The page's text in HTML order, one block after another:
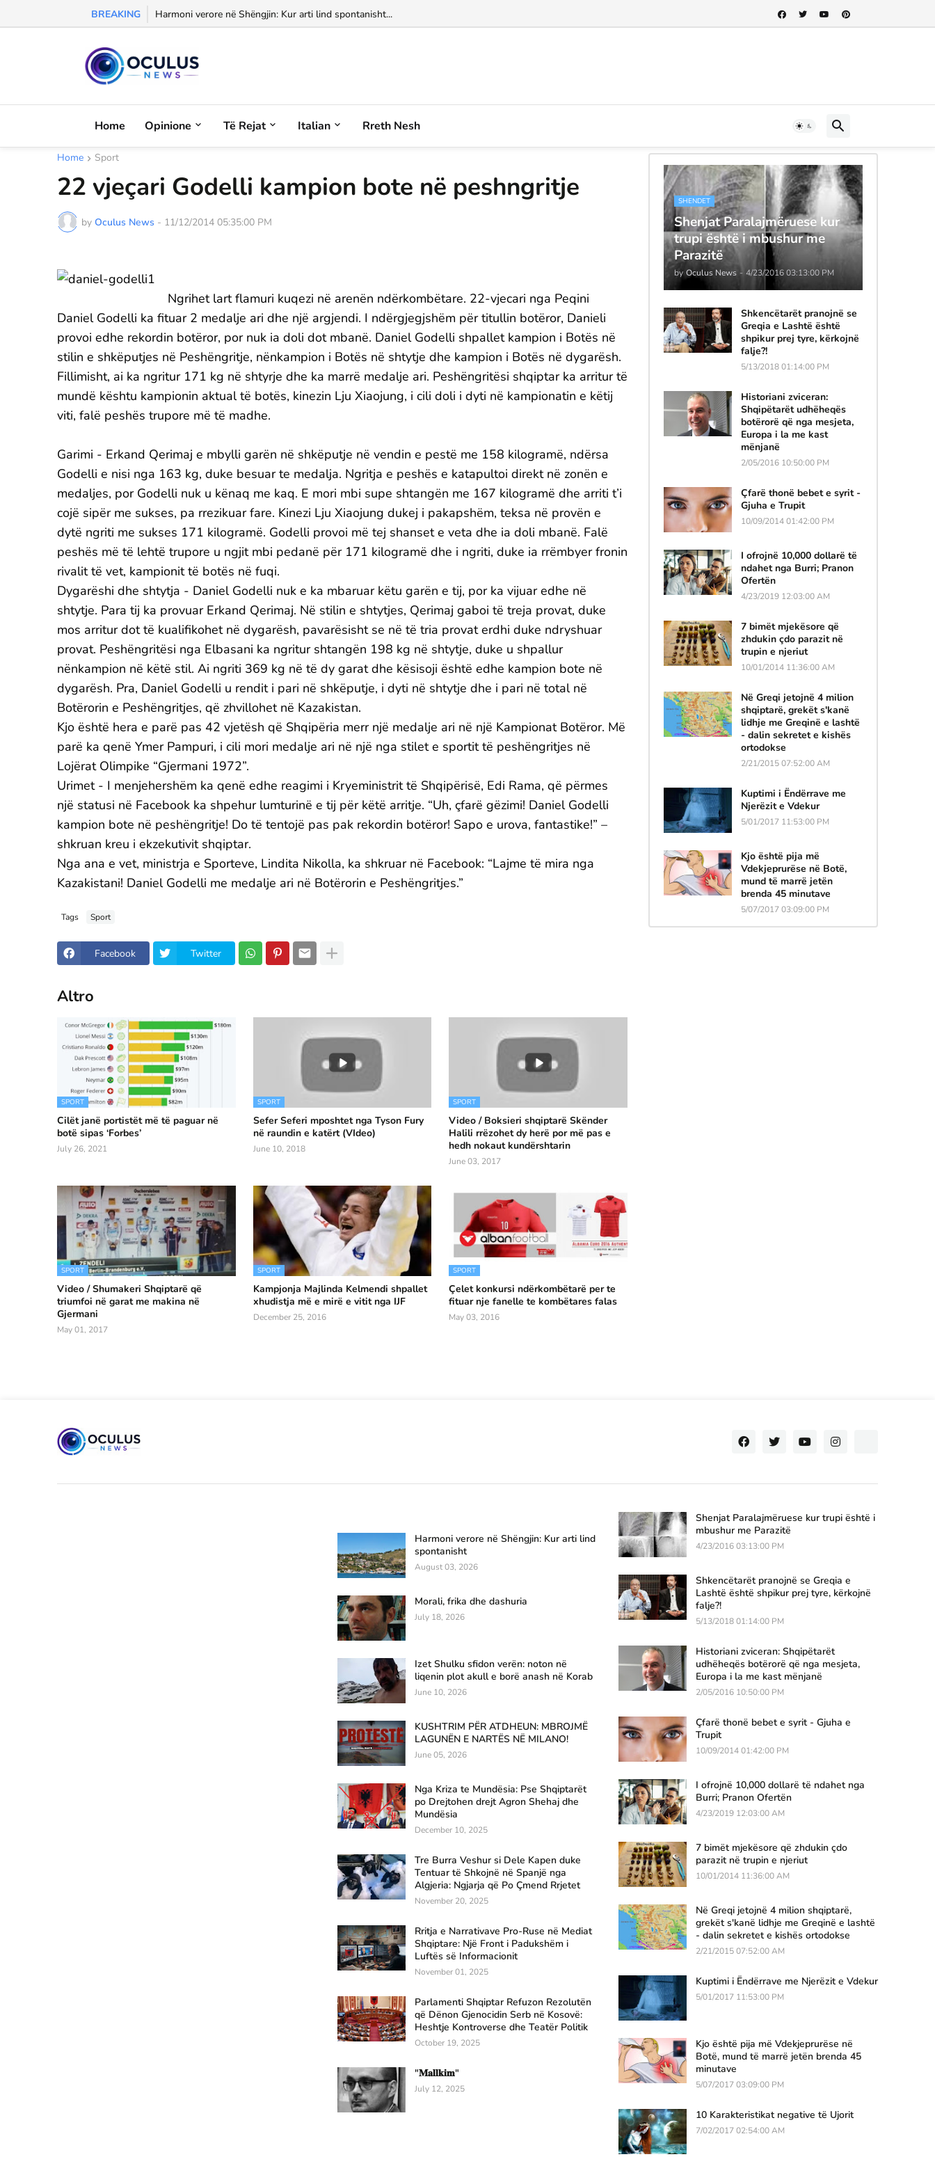
BREAKING Harmoni verore në Shëngjin: Kur arti lind spontanisht...
Morali, frika dhe dashuria...
Home Opinione Të Rejat Italian Rreth Nesh
Home Sport
22 vjeçari Godelli kampion bote në peshngritje
by Oculus News - 11/12/2014 05:35:00 PM
Ngrihet lart flamuri kuqezi në arenën ndërkombëtare. 22-vjecari nga Peqini
Daniel Godelli ka fituar 2 medalje ari dhe një argjendi. I ndërgjegjshëm për titullin botëror, Danieli
provoi edhe rekordin botëror, por nuk ia doli dot mbanë. Daniel Godelli shpallet kampion i Botës në
stilin e shkëputjes në Peshëngritje, nënkampion i Botës në shtytje dhe kampion i Botës në dygarësh.
Fillimisht, ai ka ngritur 171 kg në shtyrje dhe ka marrë medalje ari. Peshëngritësi shqiptar ka arritur të
mundë kështu kampionin aktual të botës, kinezin Lju Xiaojung, i cili doli i dyti në kampionatin e këtij
viti, falë peshës trupore më të madhe.
Garimi - Erkand Qerimaj e mbylli garën në shkëputje në vendin e pestë me 158 kilogramë, ndërsa
Godelli e nisi nga 163 kg, duke besuar te medalja. Ngritja e peshës e katapultoi direkt në zonën e
medaljes, por Godelli nuk u kënaq me kaq. E mori mbi supe shtangën me 167 kilogramë dhe arriti t’i
cojë sipër me sukses, pa rrezikuar fare. Kinezi Lju Xiaojung dukej i pakapshëm, teksa në provën e
dytë ngriti me sukses 171 kilogramë. Godelli provoi më tej shanset e veta dhe ia doli mbanë. Falë
peshës më të lehtë trupore u ngjit mbi pedanë për 171 kilogramë dhe i ngriti, duke ia rrëmbyer fronin
rivalit të vet, kampionit të botës në fuqi.
Dygarëshi dhe shtytja - Daniel Godelli nuk e ka mbaruar këtu garën e tij, por ka vijuar edhe në
shtytje. Para tij ka provuar Erkand Qerimaj. Në stilin e shtytjes, Qerimaj gaboi të treja provat, duke
mos arritur dot të kualifikohet në dygarësh, pavarësisht se në të tria provat erdhi duke ndryshuar
provat. Peshëngritësi nga Elbasani ka ngritur shtangën 198 kg në shtytje, duke u shpallur
nënkampion në këtë stil. Ai ngriti 369 kg në të dy garat dhe kësisoji është edhe kampion bote në
dygarësh. Pra, Daniel Godelli u rendit i pari në shkëputje, i dyti në shtytje dhe i pari në total në
Botërorin e Peshëngritjes, që zhvillohet në Kazakistan.
Kjo është hera e parë pas 42 vjetësh që Shqipëria merr një medalje ari në një Kampionat Botëror. Më
parë ka qenë Ymer Pampuri, i cili mori medalje ari në një nga stilet e sportit të peshëngritjes në
Lojërat Olimpike “Gjermani 1972”.
Urimet - I menjehershëm ka qenë edhe reagimi i Kryeministrit të Shqipërisë, Edi Rama, që përmes
një statusi në Facebook ka shpehur lumturinë e tij për këtë arritje. “Uh, çfarë gëzimi! Daniel Godelli
kampion bote në peshëngritje! Do të tentojë pas pak rekordin botëror! Sapo e urova, fantastike!” –
shkruan kreu i ekzekutivit shqiptar.
Nga ana e vet, ministrja e Sporteve, Lindita Nikolla, ka shkruar në Facebook: “Lajme të mira nga
Kazakistani! Daniel Godelli me medalje ari në Botërorin e Peshëngritjes.”
Tags Sport
Facebook Twitter
Altro
SPORT
Cilët janë portistët më të paguar në
botë sipas ‘Forbes’
July 26, 2021
SPORT
Sefer Seferi mposhtet nga Tyson Fury
në raundin e katërt (VIdeo)
June 10, 2018
SPORT
Video / Boksieri shqiptarë Skënder
Halili rrëzohet dy herë por më pas e
hedh nokaut kundërshtarin
June 03, 2017
SPORT
Video / Shumakeri Shqiptarë që
triumfoi në garat me makina në
Gjermani
May 01, 2017
SPORT
Kampjonja Majlinda Kelmendi shpallet
xhudistja më e mirë e vitit nga IJF
December 25, 2016
SPORT
Çelet konkursi ndërkombëtarë per te
fituar nje fanelle te kombëtares falas
May 03, 2016
SHENDET
Shenjat Paralajmëruese kur
trupi është i mbushur me
Parazitë
by Oculus News - 4/23/2016 03:13:00 PM
Shkencëtarët pranojnë se
Greqia e Lashtë është
shpikur prej tyre, kërkojnë
falje?!
5/13/2018 01:14:00 PM
Historiani zviceran:
Shqipëtarët udhëheqës
botërorë që nga mesjeta,
Europa i la me kast
mënjanë
2/05/2016 10:50:00 PM
Çfarë thonë bebet e syrit -
Gjuha e Trupit
10/09/2014 01:42:00 PM
I ofrojnë 10,000 dollarë të
ndahet nga Burri; Pranon
Ofertën
4/23/2019 12:03:00 AM
7 bimët mjekësore që
zhdukin çdo parazit në
trupin e njeriut
10/01/2014 11:36:00 AM
Në Greqi jetojnë 4 milion
shqiptarë, grekët s'kanë
lidhje me Greqinë e lashtë
- dalin sekretet e kishës
ortodokse
2/21/2015 07:52:00 AM
Kuptimi i Ëndërrave me
Njerëzit e Vdekur
5/01/2017 11:53:00 PM
Kjo është pija më
Vdekjeprurëse në Botë,
mund të marrë jetën
brenda 45 minutave
5/07/2017 03:09:00 PM
Harmoni verore në Shëngjin: Kur arti lind
spontanisht
August 03, 2026
Morali, frika dhe dashuria
July 18, 2026
Izet Shulku sfidon verën: noton në
liqenin plot akull e borë anash në Korab
June 10, 2026
KUSHTRIM PËR ATDHEUN: MBROJMË
LAGUNËN E NARTËS NË MILANO!
June 05, 2026
Nga Kriza te Mundësia: Pse Shqiptarët
po Drejtohen drejt Agron Shehaj dhe
Mundësia
December 10, 2025
Tre Burra Veshur si Dele Kapen duke
Tentuar të Shkojnë në Spanjë nga
Algjeria: Ngjarja që Po Çmend Rrjetet
November 20, 2025
Rritja e Narrativave Pro-Ruse në Mediat
Shqiptare: Një Front i Padukshëm i
Luftës së Informacionit
November 01, 2025
Parlamenti Shqiptar Refuzon Rezolutën
që Dënon Gjenocidin Serb në Kosovë:
Heshtje Kontroverse dhe Teatër Politik
October 19, 2025
"𝐌𝐚𝐥𝐥𝐤𝐢𝐦"
July 12, 2025
Shenjat Paralajmëruese kur trupi është i
mbushur me Parazitë
4/23/2016 03:13:00 PM
Shkencëtarët pranojnë se Greqia e
Lashtë është shpikur prej tyre, kërkojnë
falje?!
5/13/2018 01:14:00 PM
Historiani zviceran: Shqipëtarët
udhëheqës botërorë që nga mesjeta,
Europa i la me kast mënjanë
2/05/2016 10:50:00 PM
Çfarë thonë bebet e syrit - Gjuha e
Trupit
10/09/2014 01:42:00 PM
I ofrojnë 10,000 dollarë të ndahet nga
Burri; Pranon Ofertën
4/23/2019 12:03:00 AM
7 bimët mjekësore që zhdukin çdo
parazit në trupin e njeriut
10/01/2014 11:36:00 AM
Në Greqi jetojnë 4 milion shqiptarë,
grekët s'kanë lidhje me Greqinë e lashtë
- dalin sekretet e kishës ortodokse
2/21/2015 07:52:00 AM
Kuptimi i Ëndërrave me Njerëzit e Vdekur
5/01/2017 11:53:00 PM
Kjo është pija më Vdekjeprurëse në
Botë, mund të marrë jetën brenda 45
minutave
5/07/2017 03:09:00 PM
10 Karakteristikat negative të Ujorit
7/02/2017 02:54:00 AM